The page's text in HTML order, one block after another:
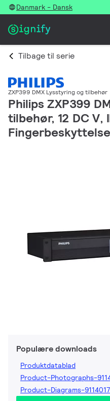
Danmark - Dansk
Tilbage til serie
ZXP399 DMX Lysstyring og tilbehør
Philips ZXP399
tilbehør, 12 DC V,
Populære downloads
Produktdatablad
Product-Photographs-
Product-Diagrams-